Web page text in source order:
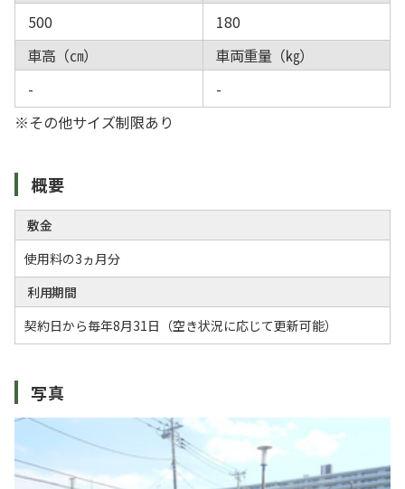
500
180
車高（㎝）
車両重量（㎏）
-
-
※その他サイズ制限あり
概要
敷金
使用料の3ヵ月分
利用期間
契約日から毎年8月31日（空き状況に応じて更新可能）
写真